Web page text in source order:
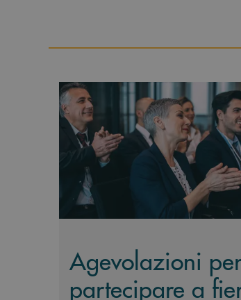
Scopri di più Agevolazioni per
Agevolazioni
partecipare a